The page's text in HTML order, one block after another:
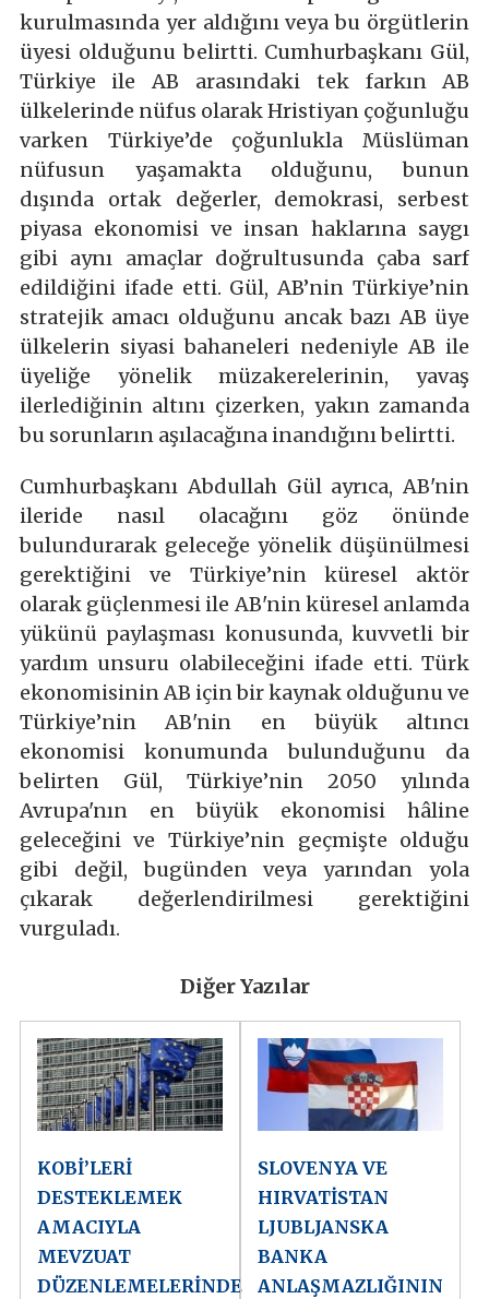
kurulmasında yer aldığını veya bu örgütlerin
üyesi olduğunu belirtti. Cumhurbaşkanı Gül,
Türkiye ile AB arasındaki tek farkın AB
ülkelerinde nüfus olarak Hristiyan çoğunluğu
varken Türkiye’de çoğunlukla Müslüman
nüfusun yaşamakta olduğunu, bunun
dışında ortak değerler, demokrasi, serbest
piyasa ekonomisi ve insan haklarına saygı
gibi aynı amaçlar doğrultusunda çaba sarf
edildiğini ifade etti. Gül, AB’nin Türkiye’nin
stratejik amacı olduğunu ancak bazı AB üye
ülkelerin siyasi bahaneleri nedeniyle AB ile
üyeliğe yönelik müzakerelerinin, yavaş
ilerlediğinin altını çizerken, yakın zamanda
bu sorunların aşılacağına inandığını belirtti.
Cumhurbaşkanı Abdullah Gül ayrıca, AB'nin
ileride nasıl olacağını göz önünde
bulundurarak geleceğe yönelik düşünülmesi
gerektiğini ve Türkiye’nin küresel aktör
olarak güçlenmesi ile AB'nin küresel anlamda
yükünü paylaşması konusunda, kuvvetli bir
yardım unsuru olabileceğini ifade etti. Türk
ekonomisinin AB için bir kaynak olduğunu ve
Türkiye’nin AB'nin en büyük altıncı
ekonomisi konumunda bulunduğunu da
belirten Gül, Türkiye’nin 2050 yılında
Avrupa'nın en büyük ekonomisi hâline
geleceğini ve Türkiye’nin geçmişte olduğu
gibi değil, bugünden veya yarından yola
çıkarak değerlendirilmesi gerektiğini
vurguladı.
Diğer Yazılar
KOBİ’LERİ
DESTEKLEMEK
AMACIYLA
MEVZUAT
DÜZENLEMELERİNDE
SLOVENYA VE
HIRVATİSTAN
LJUBLJANSKA
BANKA
ANLAŞMAZLIĞININ